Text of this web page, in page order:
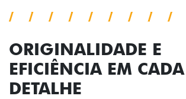
ORIGINALIDADE E
EFICIÊNCIA EM CADA
DETALHE